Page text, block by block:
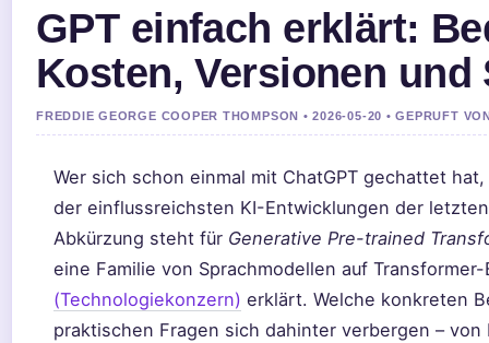
GPT einfach erklärt:
Kosten, Versionen und
FREDDIE GEORGE COOPER THOMPSON • 2026-05-20 • GEPRUFT
Wer sich schon einmal mit ChatGPT gechattet
der einflussreichsten KI-Entwicklungen der
Abkürzung steht für Generative Pre-trained
eine Familie von Sprachmodellen auf
(Technologiekonzern) erklärt. Welche konkreten
praktischen Fragen sich dahinter verbergen – von